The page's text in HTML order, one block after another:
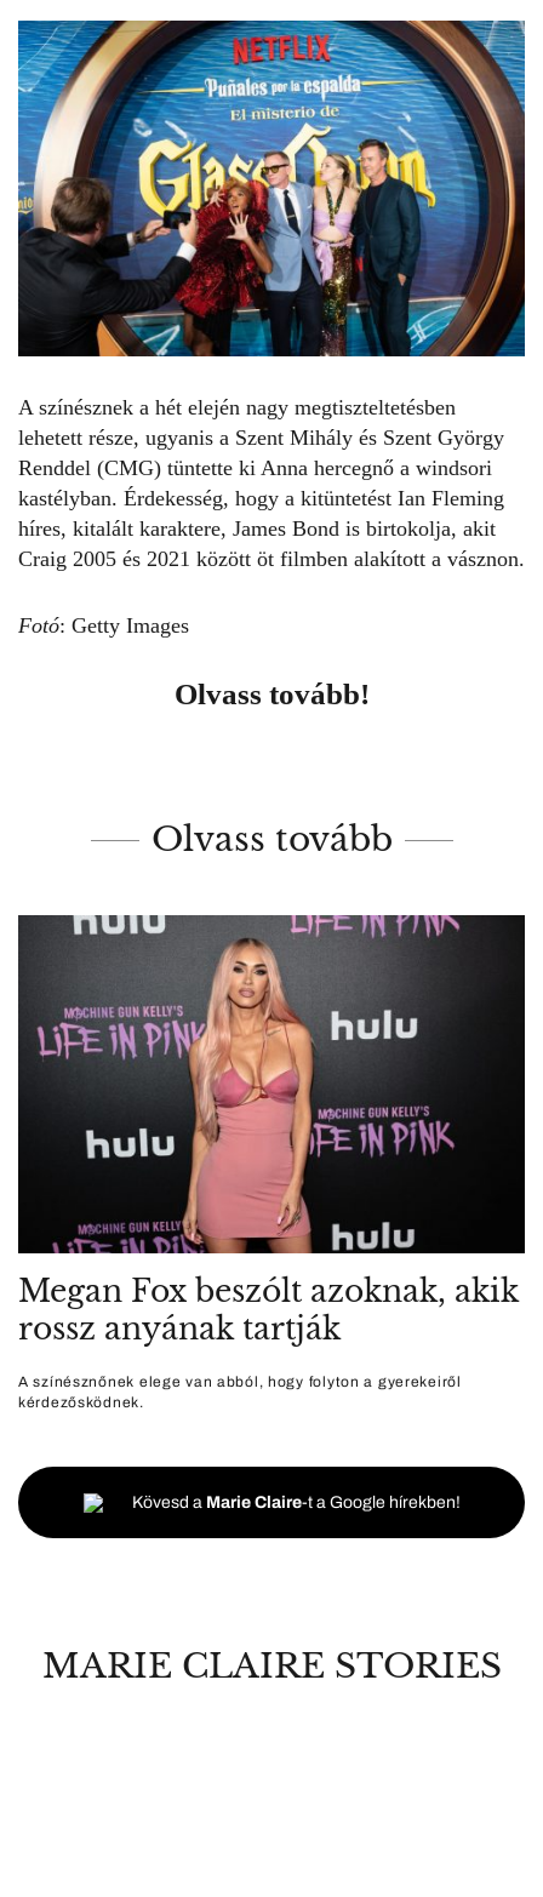
A színésznek a hét elején nagy megtiszteltetésben
lehetett része, ugyanis a Szent Mihály és Szent György
Renddel (CMG) tüntette ki Anna hercegnő a windsori
kastélyban. Érdekesség, hogy a kitüntetést Ian Fleming
híres, kitalált karaktere, James Bond is birtokolja, akit
Craig 2005 és 2021 között öt filmben alakított a vásznon.
Fotó: Getty Images
Olvass tovább!
Olvass tovább
Megan Fox beszólt azoknak, akik
rossz anyának tartják
A színésznőnek elege van abból, hogy folyton a gyerekeiről
kérdezősködnek.
Kövesd a Marie Claire-t a Google hírekben!
MARIE CLAIRE STORIES